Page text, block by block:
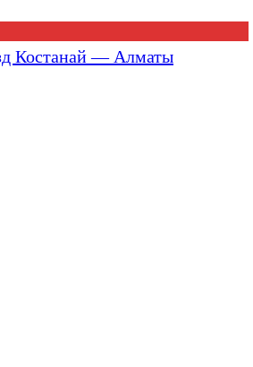
Костанай — Алматы